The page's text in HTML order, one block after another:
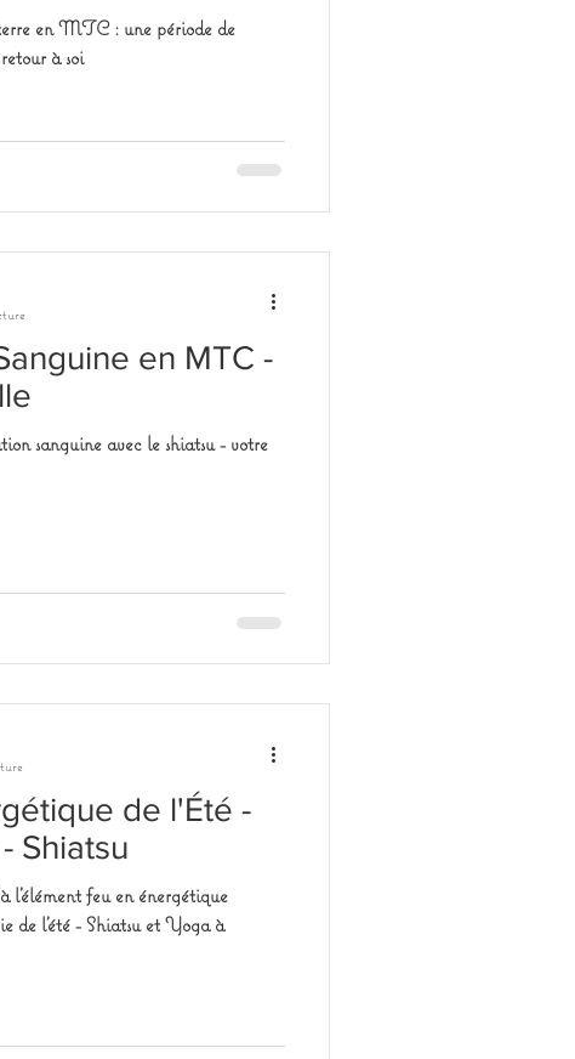
en MTC : une période de
à soi
en MTC -
sanguine avec le shiatsu - votre
de l'Été -
Shiatsu
l'élément feu en énergétique
de l'été - Shiatsu et Yoga à